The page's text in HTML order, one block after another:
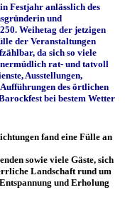
Festjahr anlässlich des
und
Weihetag der jetzigen
der Veranstaltungen
da sich so viele
rat- und tatvoll
Ausstellungen,
des örtlichen
bei bestem Wetter
fand eine Fülle an
sowie viele Gäste, sich
Landschaft rund um
und Erholung